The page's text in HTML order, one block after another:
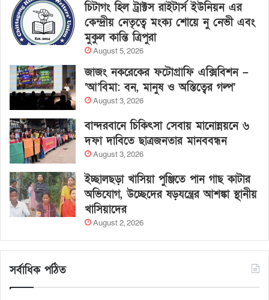
চিটাগং হিল ট্রাক্টস রাইটার্স ইউনিয়ন এর
কেন্দ্রীয় নেতৃত্বে মংক্য শোয়ে নু নেভী এবং
মুকুল কান্তি ত্রিপুরা
August 5, 2026
জাজং নকরেকের ফটোগ্রাফি এক্সিবিশন –
‘আ’বিমা: বন, মানুষ ও অস্তিত্বের গল্প’
August 3, 2026
বান্দরবানে চিকিৎসা সেবায় মানোন্নয়নে ৬
দফা দাবিতে ছাত্রজনতার মানববন্ধন
August 3, 2026
ইচ্ছালছড়া খাসিয়া পুঞ্জিতে পান গাছ কাটার
অভিযোগ, উচ্ছেদের ষড়যন্ত্রের আশঙ্কা স্থানীয়
খাসিয়াদের
August 2, 2026
সর্বাধিক পঠিত